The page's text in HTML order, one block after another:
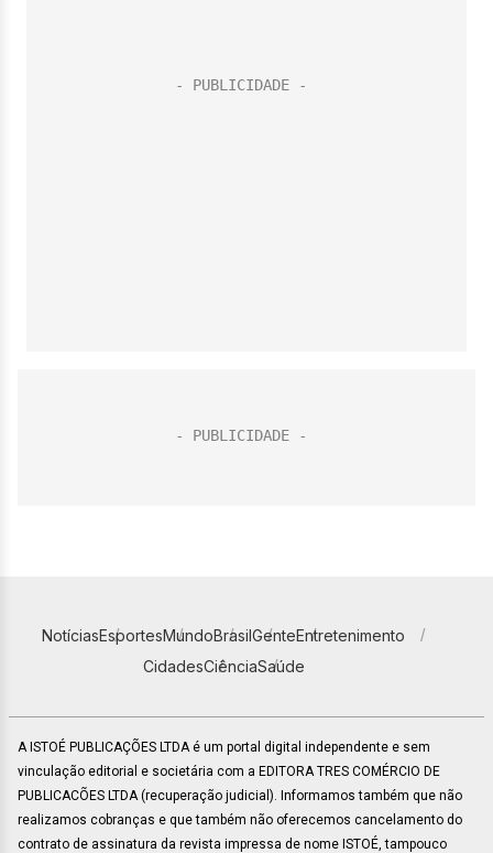
NotíciasEsportesMundoBrasilGenteEntretenimento
CidadesCiênciaSaúde
A ISTOÉ PUBLICAÇÕES LTDA é um portal digital independente e sem
vinculação editorial e societária com a EDITORA TRES COMÉRCIO DE
PUBLICACÕES LTDA (recuperação judicial). Informamos também que não
realizamos cobranças e que também não oferecemos cancelamento do
contrato de assinatura da revista impressa de nome ISTOÉ, tampouco